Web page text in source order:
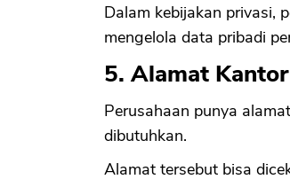
Dalam kebijakan privasi,
mengelola data pribadi
5. Alamat
Perusahaan punya
dibutuhkan.
Alamat tersebut bisa